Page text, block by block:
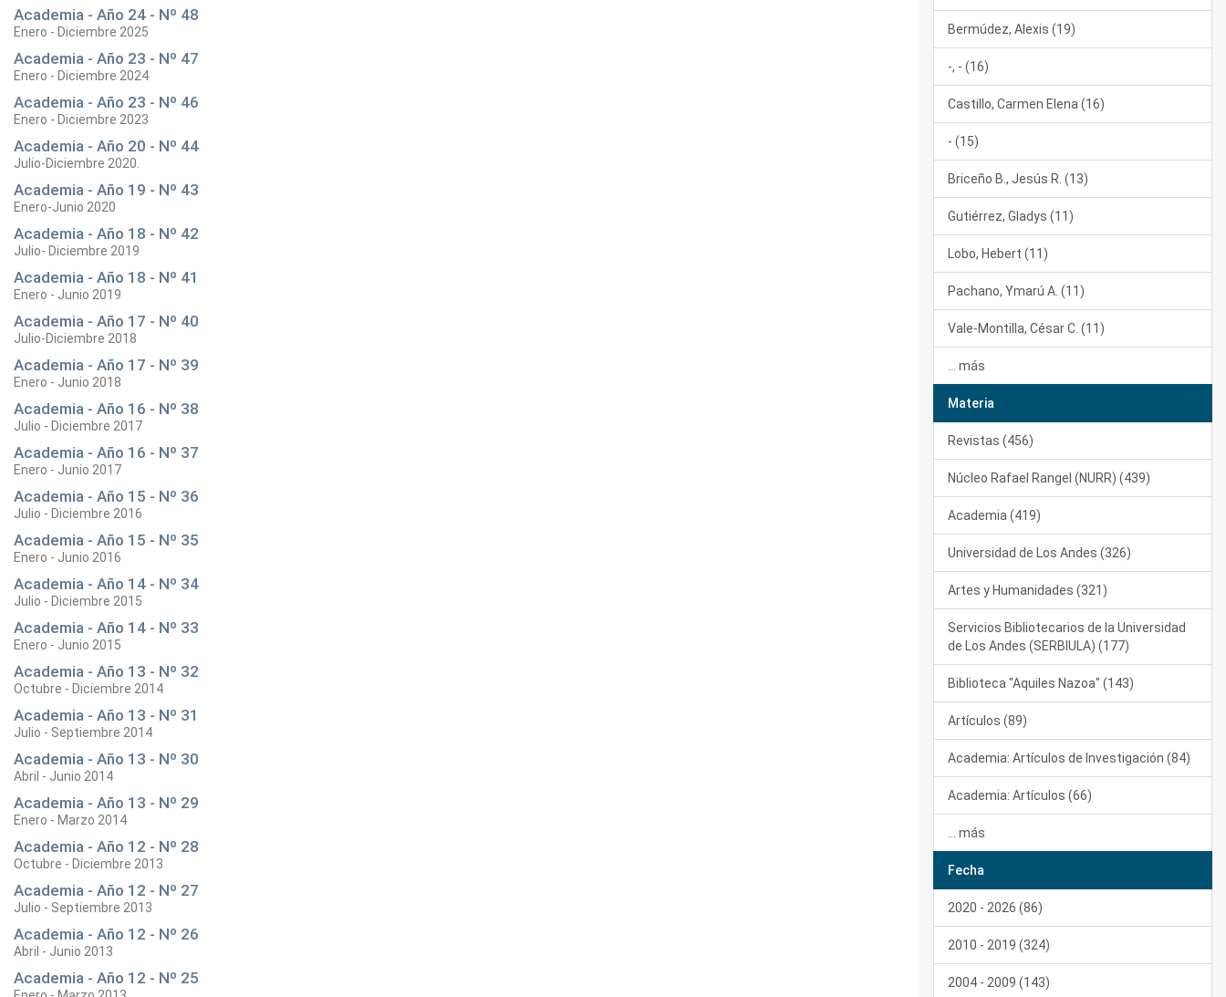
Academia - Año 24 - Nº 48
Enero - Diciembre 2025
Academia - Año 23 - Nº 47
Enero - Diciembre 2024
Academia - Año 23 - Nº 46
Enero - Diciembre 2023
Academia - Año 20 - Nº 44
Julio-Diciembre 2020.
Academia - Año 19 - Nº 43
Enero-Junio 2020
Academia - Año 18 - Nº 42
Julio- Diciembre 2019
Academia - Año 18 - Nº 41
Enero - Junio 2019
Academia - Año 17 - Nº 40
Julio-Diciembre 2018
Academia - Año 17 - Nº 39
Enero - Junio 2018
Academia - Año 16 - Nº 38
Julio - Diciembre 2017
Academia - Año 16 - Nº 37
Enero - Junio 2017
Academia - Año 15 - Nº 36
Julio - Diciembre 2016
Academia - Año 15 - Nº 35
Enero - Junio 2016
Academia - Año 14 - Nº 34
Julio - Diciembre 2015
Academia - Año 14 - Nº 33
Enero - Junio 2015
Academia - Año 13 - Nº 32
Octubre - Diciembre 2014
Academia - Año 13 - Nº 31
Julio - Septiembre 2014
Academia - Año 13 - Nº 30
Abril - Junio 2014
Academia - Año 13 - Nº 29
Enero - Marzo 2014
Academia - Año 12 - Nº 28
Octubre - Diciembre 2013
Academia - Año 12 - Nº 27
Julio - Septiembre 2013
Academia - Año 12 - Nº 26
Abril - Junio 2013
Academia - Año 12 - Nº 25
Bermúdez, Alexis (19)
-, - (16)
Castillo, Carmen Elena (16)
- (15)
Briceño B., Jesús R. (13)
Gutiérrez, Gladys (11)
Lobo, Hebert (11)
Pachano, Ymarú A. (11)
Vale-Montilla, César C. (11)
... más
Materia
Revistas (456)
Núcleo Rafael Rangel (NURR) (439)
Academia (419)
Universidad de Los Andes (326)
Artes y Humanidades (321)
Servicios Bibliotecarios de la Universidad
de Los Andes (SERBIULA) (177)
Biblioteca "Aquiles Nazoa" (143)
Artículos (89)
Academia: Artículos de Investigación (84)
Academia: Artículos (66)
... más
Fecha
2020 - 2026 (86)
2010 - 2019 (324)
2004 - 2009 (143)